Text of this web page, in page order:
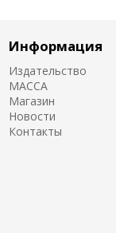
Информация
Издательство
MACCA
Магазин
Новости
Контакты